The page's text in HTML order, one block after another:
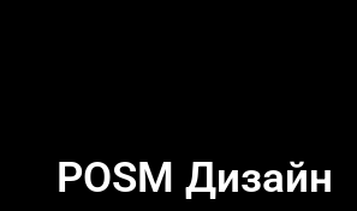
POSM Дизайн